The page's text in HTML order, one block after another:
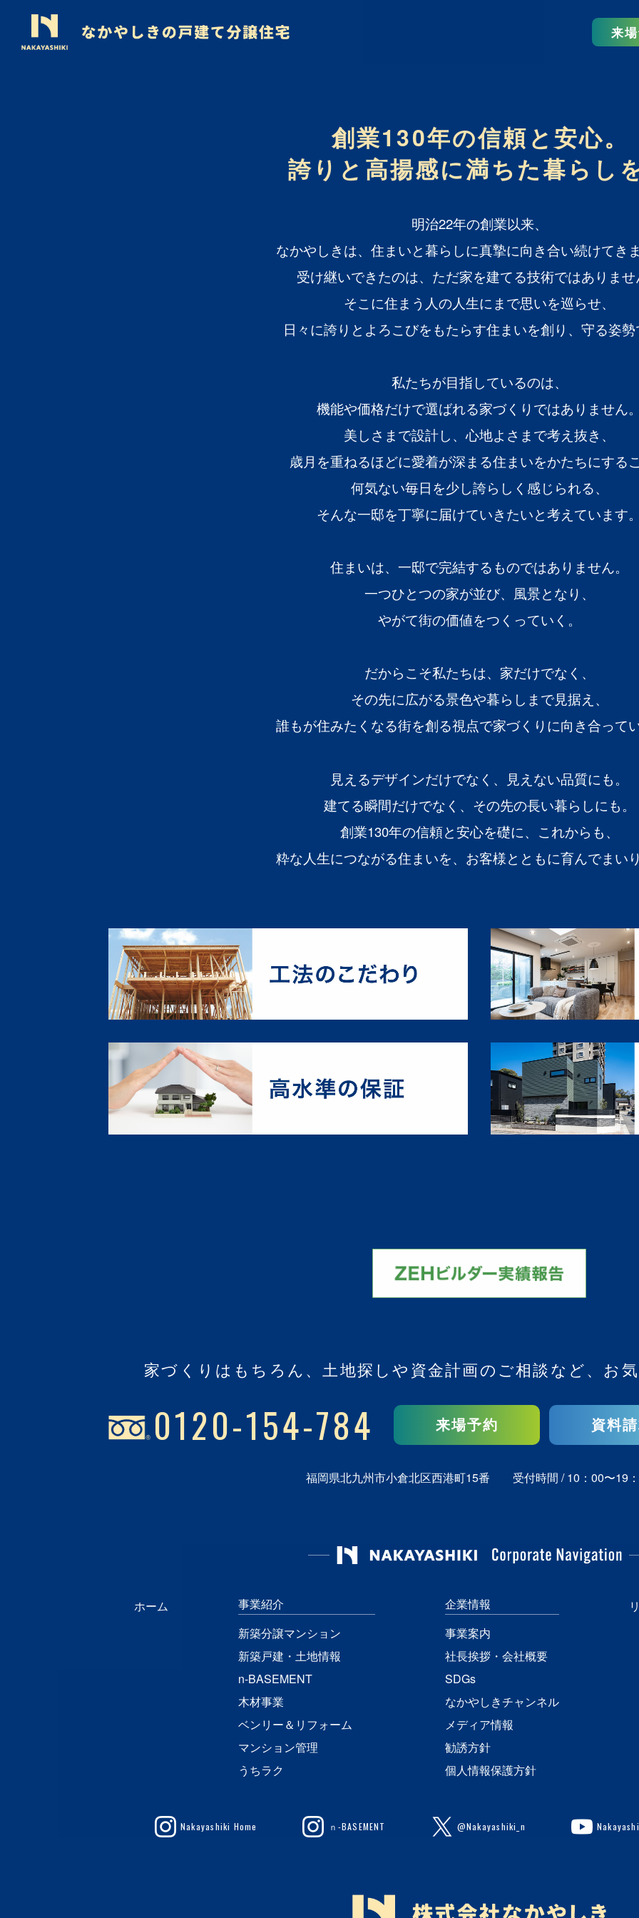
来
創業130年の信頼と安心。
誇りと高揚感に満ちた暮らしを
明治22年の創業以来、
なかやしきは、住まいと暮らしに真摯に向き合い続けてきま
受け継いできたのは、ただ家を建てる技術ではありませ
そこに住まう人の人生にまで思いを巡らせ、
日々に誇りとよろこびをもたらす住まいを創り、守る姿勢
私たちが目指しているのは、
機能や価格だけで選ばれる家づくりではありません。
美しさまで設計し、心地よさまで考え抜き、
歳月を重ねるほどに愛着が深まる住まいをかたちにするこ
何気ない毎日を少し誇らしく感じられる、
そんな一邸を丁寧に届けていきたいと考えています。
住まいは、一邸で完結するものではありません。
一つひとつの家が並び、風景となり、
やがて街の価値をつくっていく。
だからこそ私たちは、家だけでなく、
その先に広がる景色や暮らしまで見据え、
誰もが住みたくなる街を創る視点で家づくりに向き合ってい
見えるデザインだけでなく、見えない品質にも。
建てる瞬間だけでなく、その先の長い暮らしにも。
創業130年の信頼と安心を礎に、これからも、
粋な人生につながる住まいを、お客様とともに育んでまいり
家づくりはもちろん、 土地探しや資金計画のご相談など、 お
0120-154-784 来場予約 資料
福岡県北九州市小倉北区西港町15番 受付時間 / 10：00〜19
ホーム
事業紹介
新築分譲マンション
新築戸建・土地情報
n-BASEMENT
木材事業
ベンリー＆リフォーム
マンション管理
うちラク
企業情報
事業案内
社長挨拶・会社概要
SDGs
なかやしきチャンネル
メディア情報
勧誘方針
個人情報保護方針
Nakayashiki Home ｎ-BASEMENT @Nakayashiki_n